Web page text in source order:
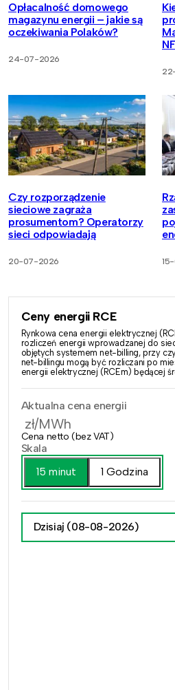
Opłacalność domowego
magazynu energii – jakie są
oczekiwania Polaków?
24-07-2026
Czy rozporządzenie
sieciowe zagraża
prosumentom? Operatorzy
sieci odpowiadają
20-07-2026
Ceny energii RCE
Rynkowa cena energii elektrycznej
rozliczeń energii wprowadzanej do
objętych systemem net-billing, przy
net-billingu mogą być rozliczani po
energii elektrycznej (RCEm) będącej
Aktualna cena energii
zł/MWh
Cena netto (bez VAT)
Skala
15 minut
1 Godzina
Dzisiaj (08-08-2026)